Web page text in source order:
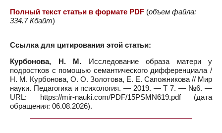
Полный текст статьи в формате PDF (объем файла:
334.7 Кбайт)
Ссылка для цитирования этой статьи:
Курбонова, Н. М. Исследование образа матери у
подростков с помощью семантического дифференциала /
Н. М. Курбонова, О. О. Золотова, Е. Е. Сапожникова // Мир
науки. Педагогика и психология. — 2019. — Т 7. — №6. —
URL: https://mir-nauki.com/PDF/15PSMN619.pdf (дата
обращения: 06.08.2026).